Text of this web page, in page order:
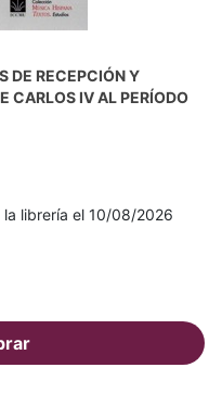
DE RECEPCIÓN Y
CARLOS IV AL PERÍODO
librería el 10/08/2026